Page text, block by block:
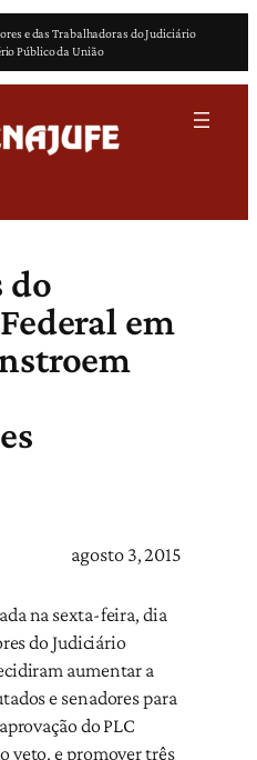
e das Trabalhadoras do Judiciário
Público da União
do
em
agosto 3, 2015
na sexta-feira, dia
do Judiciário
aumentar a
e senadores para
do PLC
veto, e promover três